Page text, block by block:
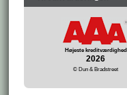
Højeste kreditværdighed
2026
© Dun & Bradstreet